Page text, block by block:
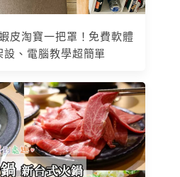
皮淘寶一把罩！免費軟體
設、電腦教學超簡單